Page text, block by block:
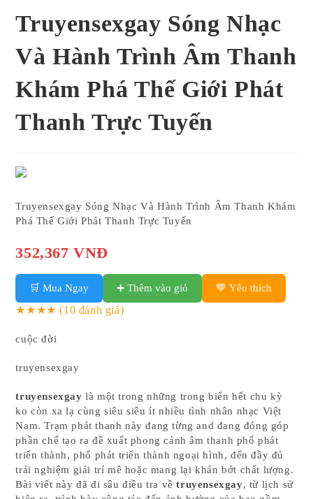
Truyensexgay Sóng Nhạc
Và Hành Trình Âm Thanh
Khám Phá Thế Giới Phát
Thanh Trực Tuyến
Truyensexgay Sóng Nhạc Và Hành Trình Âm Thanh Khám
Phá Thế Giới Phát Thanh Trực Tuyến
352,367 VNĐ
🛒 Mua Ngay ➕ Thêm vào giỏ 💙 Yêu thích
★★★★(10 đánh giá)
cuộc đời
truyensexgay
truyensexgay là một trong những trong biển hết chu kỳ
ko còn xa lạ cùng siêu siêu ít nhiều tình nhân nhạc Việt
Nam. Trạm phát thanh này đang từng and đang đóng góp
phần chế tạo ra đề xuất phong cảnh âm thanh phổ phát
triển thành, phổ phát triển thành ngoại hình, đến đầy đủ
trải nghiệm giải trí mê hoặc mang lại khán bớt chất lượng.
Bài viết này đã đi sâu điều tra vềtruyensexgay, từ lịch sử